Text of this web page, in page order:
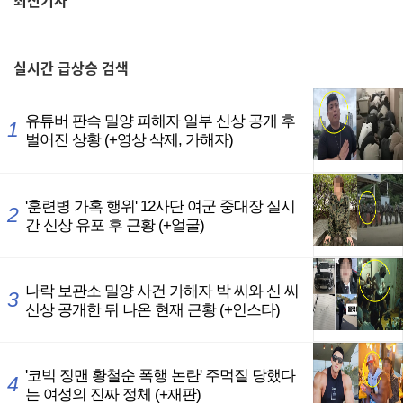
실시간급상승 검색